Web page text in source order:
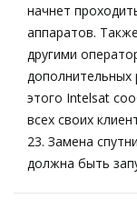
начнет
аппаратов.
другими
этого Intelsat
всех своих
23. Замена
должна быть